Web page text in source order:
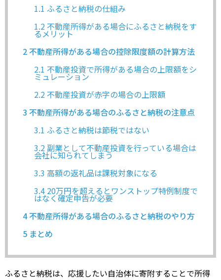
1.1 ふるさと納税の仕組み
1.2不動産所得がある場合にふるさと納税をす
るメリット
2不動産所得がある場合の控除限度額の計算方法
2.1 不動産投資で所得がある場合の上限額をシ
ミュレーション
2.2不動産投資が赤字の場合の上限額
3 不動産所得がある場合のふるさと納税の注意点
3.1 ふるさと納税は節税ではない
3.2副業として不動産投資を行っている場合は
会社に知られてしまう
3.3 高額の返礼品は課税対象になる
3.420万円を超えるとワンストップ特例制度で
はなく確定申告が必要
4不動産所得がある場合のふるさと納税のやり方
5 まとめ
ふるさと納税は、応援したい自治体に寄附することで所得